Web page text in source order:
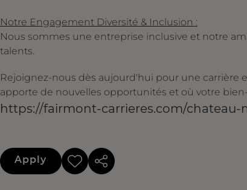
Notre Engagement Diversité & Inclusion :
Nous sommes une entreprise inclusive et notre
talents.
Rejoignez-nous dès aujourd'hui pour une carrière
apporte de nouvelles opportunités et où votre
https://fairmont-carrieres.com/
Apply